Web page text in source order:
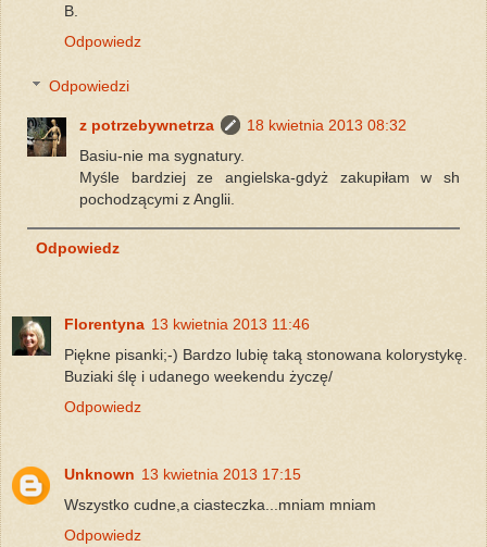
B.
Odpowiedz
Odpowiedzi
z potrzebywnetrza
18 kwietnia 2013 08:32
Basiu-nie ma sygnatury.
Myśle bardziej ze angielska-gdyż zakupiłam w sh
pochodzącymi z Anglii.
Odpowiedz
Florentyna 13 kwietnia 2013 11:46
Piękne pisanki;-) Bardzo lubię taką stonowana kolorystykę.
Buziaki ślę i udanego weekendu życzę/
Odpowiedz
Unknown 13 kwietnia 2013 17:15
Wszystko cudne,a ciasteczka...mniam mniam
Odpowiedz